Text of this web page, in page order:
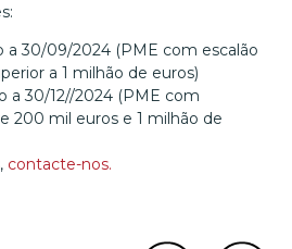
a 30/09/2024 (PME com escalão
a 1 milhão de euros)
a 30/12//2024 (PME com
200 mil euros e 1 milhão de
contacte-nos.